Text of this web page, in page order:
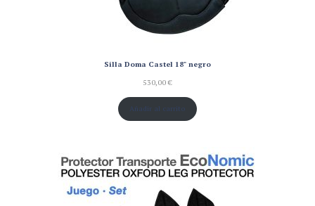
Silla Doma Castel 18" negro
530,00€
Añadir al carrito